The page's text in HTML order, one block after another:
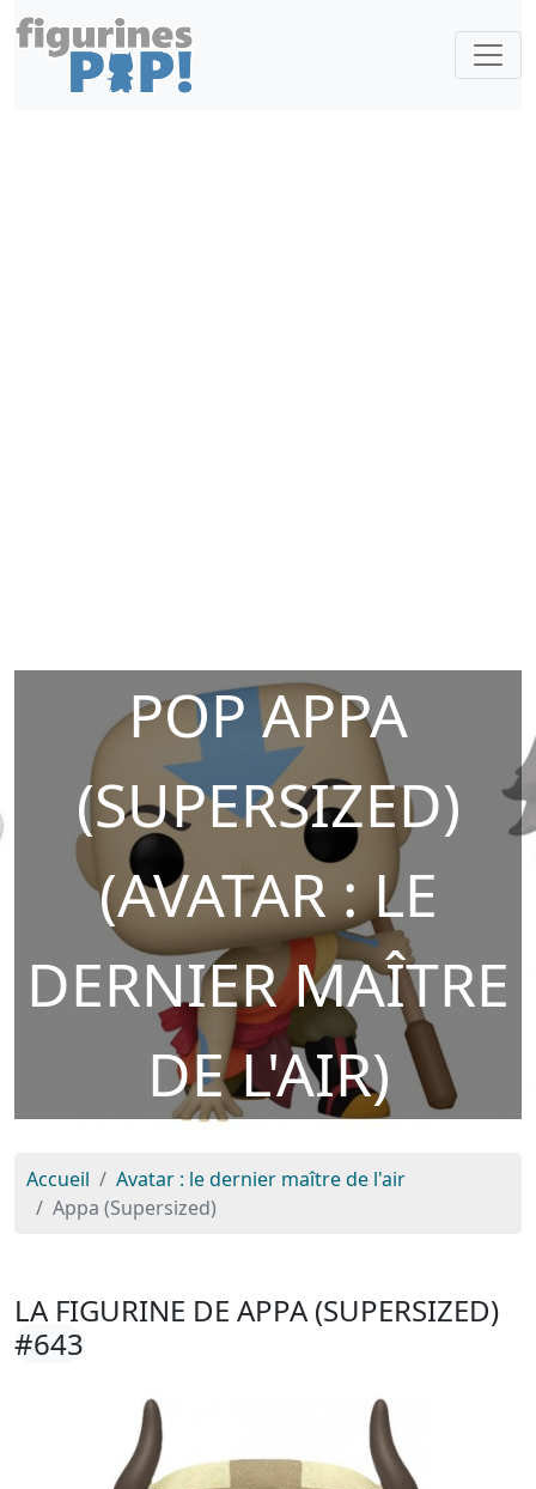
POP APPA
(SUPERSIZED)
(AVATAR : LE
DERNIER MAÎTRE
DE L'AIR)
Accueil
Avatar : le dernier maître de l'air
Appa (Supersized)
LA FIGURINE DE APPA (SUPERSIZED)
#643